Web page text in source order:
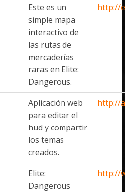
Este es un
simple mapa
interactivo de
las rutas de
mercaderías
raras en Elite:
Dangerous.
http://
Aplicación web
para editar el
hud y compartir
los temas
creados.
http://
Elite:
Dangerous
http://